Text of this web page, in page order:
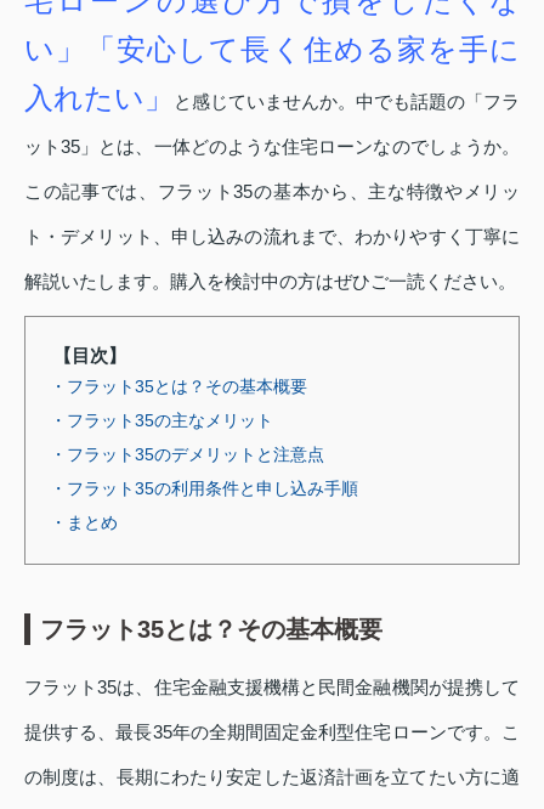
い」
「安心して長く住める家を手に
入れたい」
と感じていませんか。中でも話題の「フラ
ット35」とは、一体どのような住宅ローンなのでしょうか。
この記事では、フラット35の基本から、主な特徴やメリッ
ト・デメリット、申し込みの流れまで、わかりやすく丁寧に
解説いたします。購入を検討中の方はぜひご一読ください。
【目次】
・フラット35とは？その基本概要
・フラット35の主なメリット
・フラット35のデメリットと注意点
・フラット35の利用条件と申し込み手順
・まとめ
フラット35とは？その基本概要
フラット35は、住宅金融支援機構と民間金融機関が提携して
提供する、最長35年の全期間固定金利型住宅ローンです。こ
の制度は、長期にわたり安定した返済計画を立てたい方に適